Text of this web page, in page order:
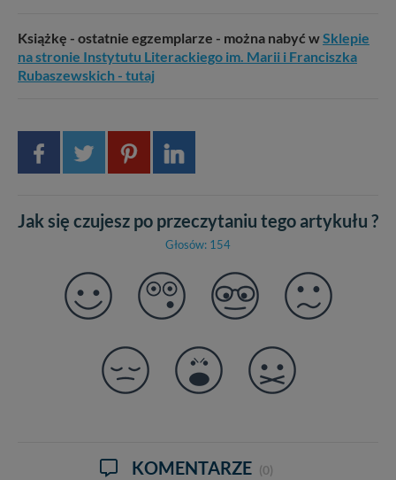
Książkę - ostatnie egzemplarze - można nabyć wSklepie
na stronie Instytutu Literackiego im. Marii i Franciszka
Rubaszewskich - tutaj
Jak się czujesz po przeczytaniu tego artykułu ?
Głosów: 154
KOMENTARZE (0)